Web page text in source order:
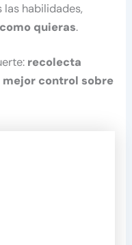
las habilidades,
quieras.
recolecta
control sobre